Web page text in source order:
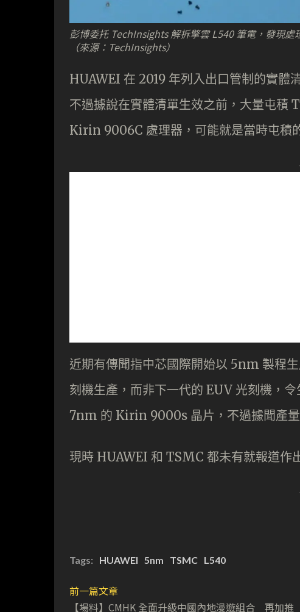
彭博委托 TechInsights 解拆擎雲 L540 筆電，發現
（來源：TechInsights）
HUAWEI 在 2019 年列入出口管制的實體
不過據說在實體清單生效之前，大量屯
Kirin 9006C 處理器，可能就是當時屯積
近期有傳聞指中芯國際開始以 5nm 製程
刻機生產，而非下一代的 EUV 光刻機，
7nm 的 Kirin 9000s 晶片，不過據聞產量
現時 HUAWEI 和 TSMC 都未有就報道作
Tags: HUAWEI 5nm TSMC L540
前一篇文章
【場料】CMHK 全面升級中國內地漫遊組合 再加推